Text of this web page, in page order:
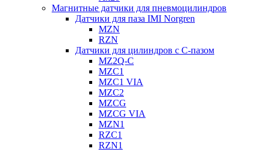
Магнитные датчики для пневмоцилиндров
Датчики для паза IMI Norgren
MZN
RZN
Датчики для цилиндров с С-пазом
MZ2Q-C
MZC1
MZC1 VIA
MZC2
MZCG
MZCG VIA
MZN1
RZC1
RZN1